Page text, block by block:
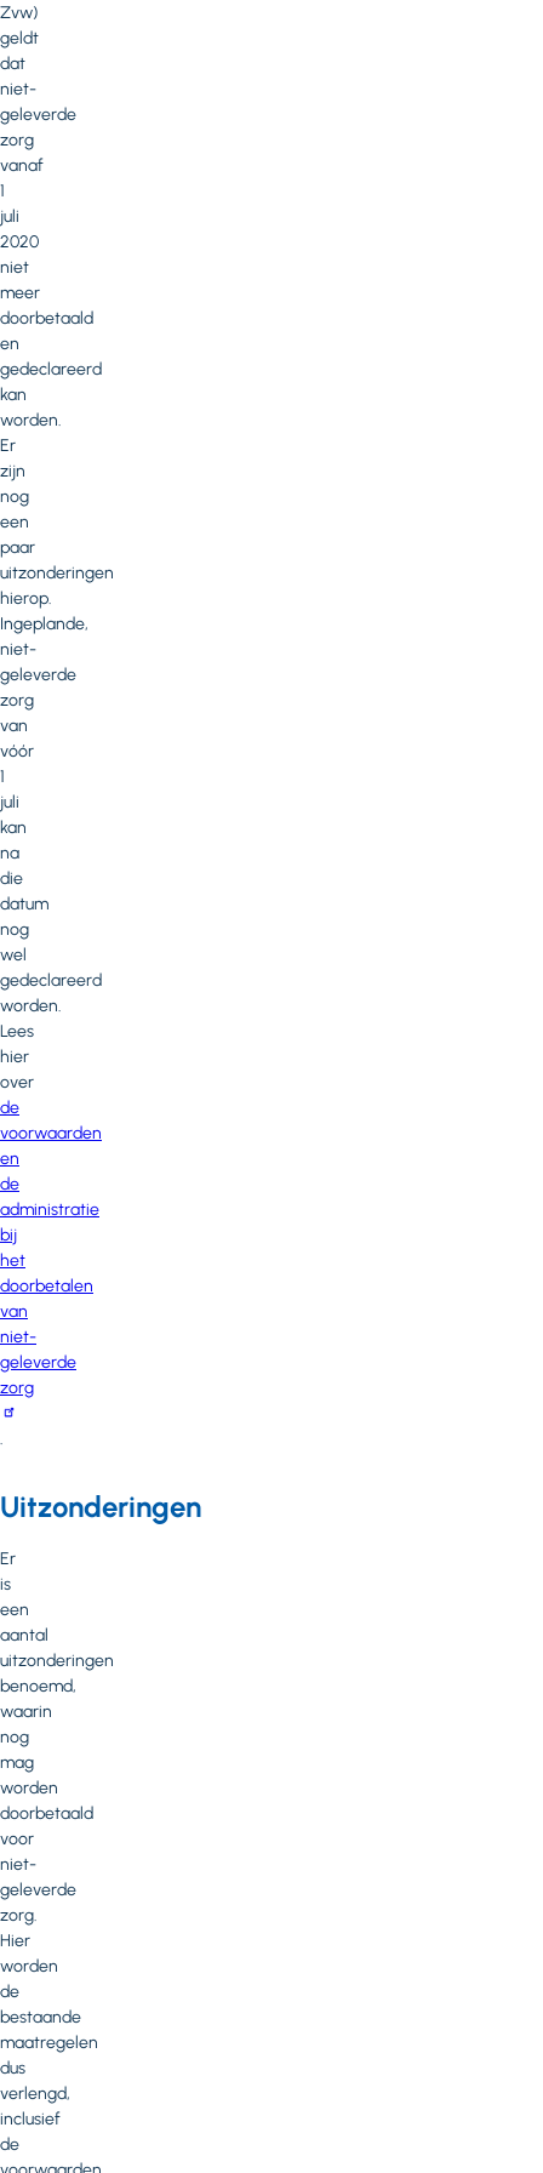
Zvw)
geldt
dat
niet-
geleverde
zorg
vanaf
1
juli
2020
niet
meer
doorbetaald
en
gedeclareerd
kan
worden.
Er
zijn
nog
een
paar
uitzonderingen
hierop.
Ingeplande,
niet-
geleverde
zorg
van
vóór
1
juli
kan
na
die
datum
nog
wel
gedeclareerd
worden.
Lees
hier
over
de
voorwaarden
en
de
administratie
bij
het
doorbetalen
van
niet-
geleverde
zorg
.
Uitzonderingen
Er
is
een
aantal
uitzonderingen
benoemd,
waarin
nog
mag
worden
doorbetaald
voor
niet-
geleverde
zorg.
Hier
worden
de
bestaande
maatregelen
dus
verlengd,
inclusief
de